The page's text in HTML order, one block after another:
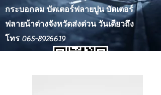
กระบอกลม บัตเตอร์ฟลายปูน บัตเตอร์
ฟลายน้าต่างจังหวัดส่งด่วน วันเดียวถึง
โทร 065-8926619